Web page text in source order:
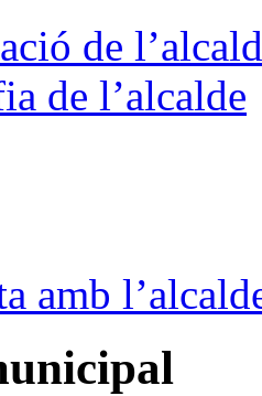
de
de l’alcalde
amb